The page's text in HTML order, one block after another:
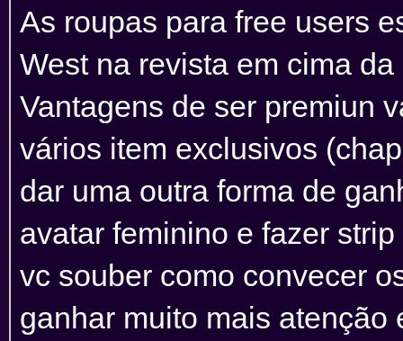
As roupas para free users
West na revista em cima
Vantagens de ser premiun
vários item exclusivos
dar uma outra forma de
avatar feminino e fazer strip
vc souber como convecer
ganhar muito mais